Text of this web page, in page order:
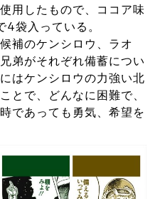
用したもので、ココア味
袋入っている。
補のケンシロウ、ラオ
弟がそれぞれ備蓄につい
はケンシロウの力強い北
とで、どんなに困難で、
であっても勇気、希望を